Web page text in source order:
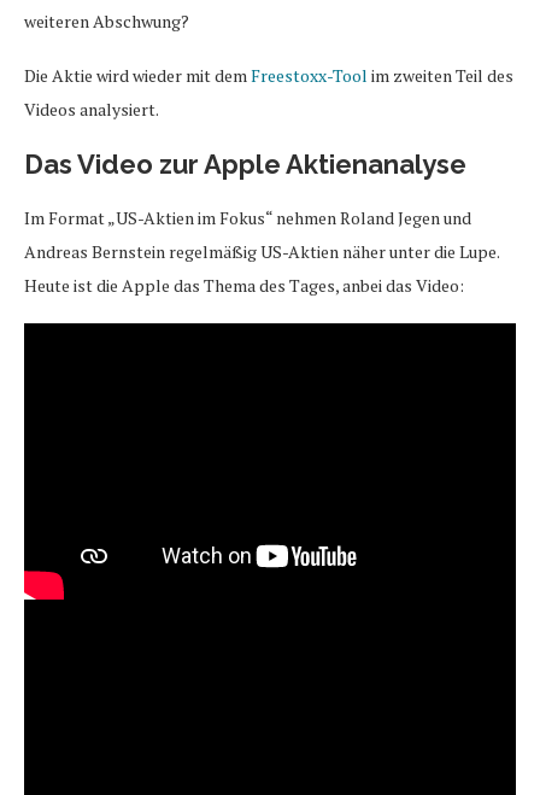
weiteren Abschwung?
Die Aktie wird wieder mit dem Freestoxx-Tool im zweiten Teil des
Videos analysiert.
Das Video zur Apple Aktienanalyse
Im Format „US-Aktien im Fokus“ nehmen Roland Jegen und
Andreas Bernstein regelmäßig US-Aktien näher unter die Lupe.
Heute ist die Apple das Thema des Tages, anbei das Video: